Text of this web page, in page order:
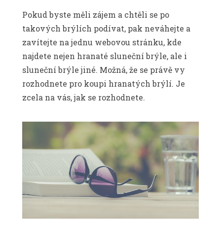
Pokud byste měli zájem a chtěli se po
takových brýlích podívat, pak neváhejte a
zavítejte na jednu webovou stránku, kde
najdete nejen hranaté sluneční brýle, ale i
sluneční brýle jiné. Možná, že se právě vy
rozhodnete pro koupi hranatých brýlí. Je
zcela na vás, jak se rozhodnete.